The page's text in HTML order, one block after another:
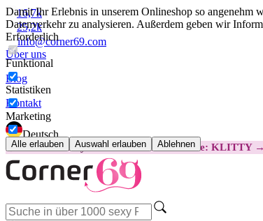
Damit Ihr Erlebnis in unserem Onlineshop so angenehm
Datenverkehr zu analysieren. Außerdem geben wir
Erforderlich
Funktional
Statistiken
Marketing
Alle erlauben Auswahl erlauben Ablehnen
16,7k
25,2k
info@corner69.com
Über uns
Blog
Kontakt
Deutsch
😽Svakom Klitty: 15 € GÜNSTIGERCode: KLITTY →